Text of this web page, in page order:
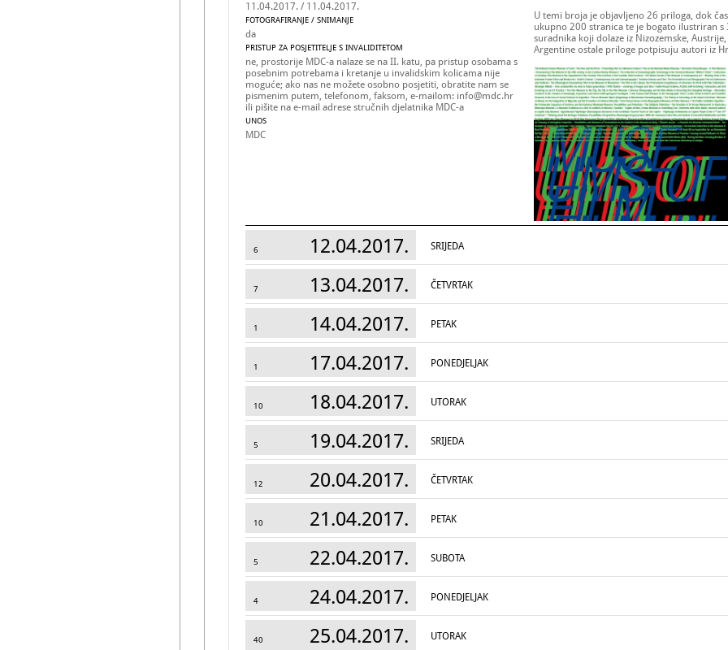
11.04.2017. / 11.04.2017.
FOTOGRAFIRANJE / SNIMANJE
da
PRISTUP ZA POSJETITELJE S INVALIDITETOM
ne, prostorije MDC-a nalaze se na II. katu, pa pristup osobama s
posebnim potrebama i kretanje u invalidskim kolicama nije
moguće; ako nas ne možete osobno posjetiti, obratite nam se
pismenim putem, telefonom, faksom, e-mailom: info@mdc.hr
ili pišite na e-mail adrese stručnih djelatnika MDC-a
UNOS
MDC
U temi broja je objavljeno 26 priloga, dok
ukupno 200 stranica te je bogato ilustriran
suradnika koji dolaze iz Nizozemske,
Argentine ostale priloge potpisuju autori iz
Čemu filmski muzej? To pitanje valjda ne
teme i problematiku. Poseban naglasak bio
prakse, Muzeološka funkcija i mjesto video/
znanstvena i umjetnička istraživanja .
iz kinodvorana u muzejske i umjetničke
6 12.04.2017. SRIJEDA
7 13.04.2017. ČETVRTAK
1 14.04.2017. PETAK
1 17.04.2017. PONEDJELJAK
10 18.04.2017. UTORAK
5 19.04.2017. SRIJEDA
12 20.04.2017. ČETVRTAK
10 21.04.2017. PETAK
5 22.04.2017. SUBOTA
4 24.04.2017. PONEDJELJAK
40 25.04.2017. UTORAK